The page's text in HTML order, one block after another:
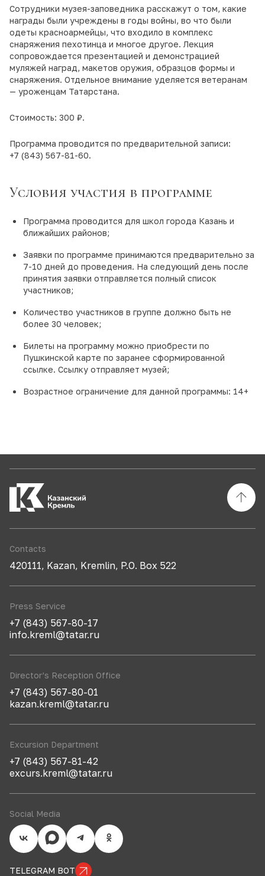
Сотрудники музея-заповедника расскажут о том, какие
награды были учреждены в годы войны, во что были
одеты красноармейцы, что входило в комплекс
снаряжения пехотинца и многое другое. Лекция
сопровождается презентацией и демонстрацией
муляжей наград, макетов оружия, образцов формы и
снаряжения. Отдельное внимание уделяется ветеранам
— уроженцам Татарстана.
Стоимость: 300 ₽.
Программа проводится по предварительной записи:
+7 (843) 567-81-60.
Условия участия в программе
Программа проводится для школ города Казань и
ближайших районов;
Заявки по программе принимаются предварительно за
7-10 дней до проведения. На следующий день после
принятия заявки отправляется полный список
участников;
Количество участников в группе должно быть не
более 30 человек;
Билеты на программу можно приобрести по
Пушкинской карте по заранее сформированной
ссылке. Ссылку отправляет музей;
Возрастное ограничение для данной программы: 14+
Contacts
420111, Kazan, Kremlin, P.O. Box 522
Press Service
+7 (843) 567-80-17
info.kreml@tatar.ru
Director’s Reception Office
+7 (843) 567-80-01
kazan.kreml@tatar.ru
Excursion Department
+7 (843) 567-81-42
excurs.kreml@tatar.ru
Social Media
TELEGRAM BOT